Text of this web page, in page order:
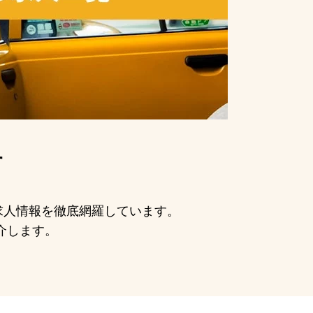
情報を徹底網羅しています。
ます。